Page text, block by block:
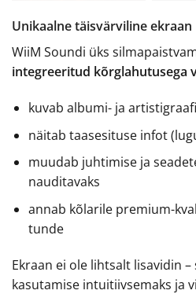
Unikaalne täisvärviline ekraan
WiiM Soundi üks
integreeritud kõrglahutusega
kuvab albumi- ja
näitab taasesituse infot
muudab juhtimise ja
nauditavaks
annab kõlarile premium-
tunde
Ekraan ei ole lihtsalt lisavidin
kasutamise intuitiivsemaks ja